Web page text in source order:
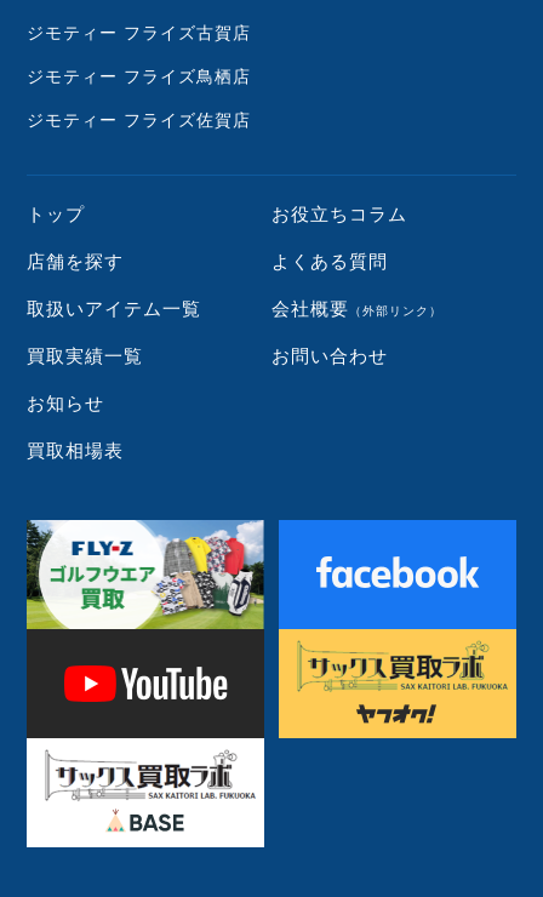
ジモティー フライズ古賀店
ジモティー フライズ鳥栖店
ジモティー フライズ佐賀店
トップ
店舗を探す
取扱いアイテム一覧
買取実績一覧
お知らせ
買取相場表
お役立ちコラム
よくある質問
会社概要 （外部リンク）
お問い合わせ